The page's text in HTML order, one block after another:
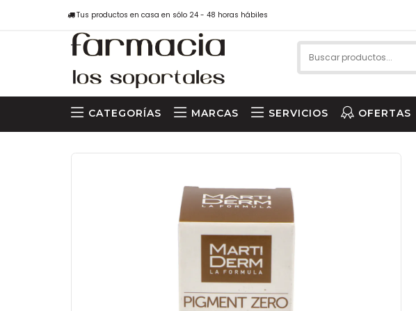
Tus productos en casa en sólo 24 - 48 horas hábiles
CATEGORÍAS MARCAS SERVICIOS OFERTAS